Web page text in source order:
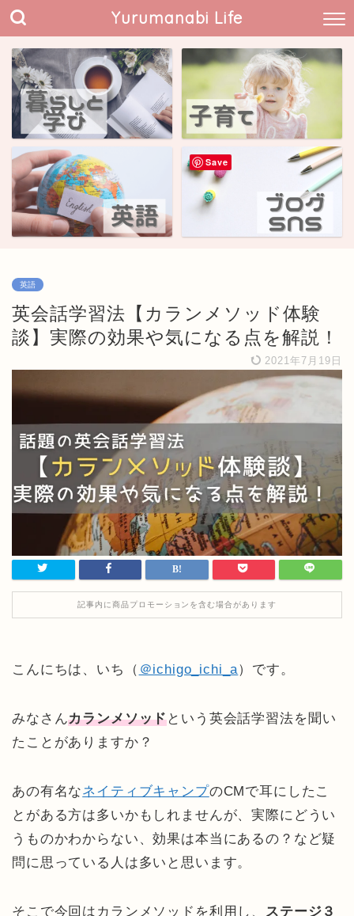
Yurumanabi Life
英語
英会話学習法【カランメソッド体験
談】実際の効果や気になる点を解説！
2021年7月19日
記事内に商品プロモーションを含む場合があります
こんにちは、いち（ ＠ichigo_ichi_a）です。
みなさんカランメソッドという英会話学習法を聞い
たことがありますか？
あの有名なネイティブキャンプのCMで耳にしたこ
とがある方は多いかもしれませんが、実際にどうい
うものかわからない、効果は本当にあるの？など疑
問に思っている人は多いと思います。
そこで今回はカランメソッドを利用し、 ステージ３
Save